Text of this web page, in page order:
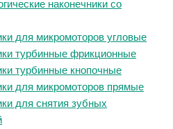
наконечники со
для микромоторов угловые
турбинные фрикционные
турбинные кнопочные
для микромоторов прямые
для снятия зубных